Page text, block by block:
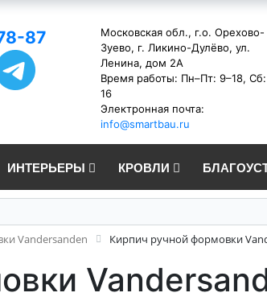
87
Московская обл., г.о. Орехово-
Зуево, г. Ликино-Дулёво, ул.
Ленина, дом 2А
Время работы: Пн–Пт: 9–18, Сб:
16
Электронная почта:
info@smartbau.ru
ИНТЕРЬЕРЫ КРОВЛИ
Vandersanden Кирпич ручной формовки